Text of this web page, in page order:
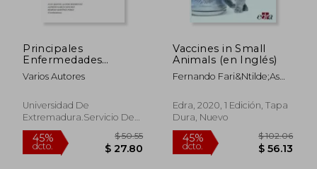
Principales
Enfermedades
Infecciosas y
Parasitarias en el
Caprino Extensivo
Varios Autores
Universidad De
Extremadura.Servicio De
Publicaciones, 2020, Tapa
Blanda, Nuevo
Vaccines in Small
Animals (en Inglés)
Fernando Fari&Ntilde;As
Colado; Rafael Astorga
M&Aacute;Rquez
Edra, 2020, 1 Edición, Tapa
Dura, Nuevo